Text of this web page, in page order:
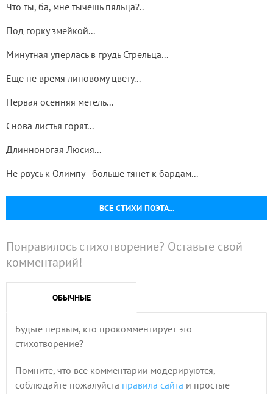
ВСЕ СТИХИ ПОЭТА...
Что ты, ба, мне тычешь пяльца?..
Под горку змейкой...
Минутная уперлась в грудь Стрельца...
Еще не время липовому цвету...
Первая осенняя метель...
Снова листья горят...
Длинноногая Люсия...
Не рвусь к Олимпу - больше тянет к бардам...
Понравилось стихотворение? Оставьте свой
комментарий!
ОБЫЧНЫЕ
Будьте первым, кто прокомментирует это
стихотворение?
Помните, что все комментарии модерируются,
соблюдайте пожалуйста правила сайта и простые